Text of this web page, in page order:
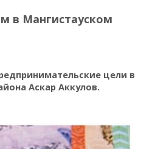
в Мангистауском
цели в
Аскар Аккулов.